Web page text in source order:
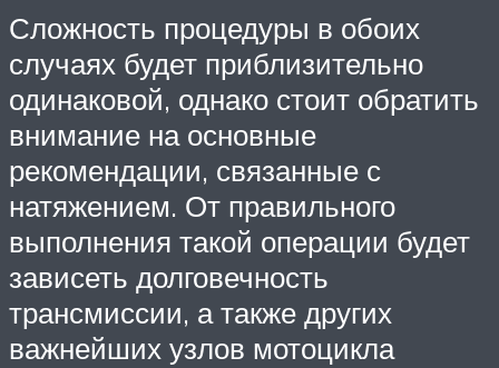
Сложность процедуры в обоих
случаях будет приблизительно
одинаковой, однако стоит обратить
внимание на основные
рекомендации, связанные с
натяжением. От правильного
выполнения такой операции будет
зависеть долговечность
трансмиссии, а также других
важнейших узлов мотоцикла